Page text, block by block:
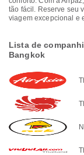
tão fácil. Reserve seu
viagem excepcional e
Lista de
Bangkok